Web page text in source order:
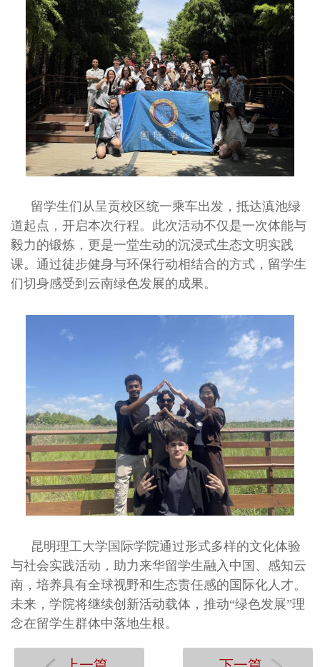
留学生们从呈贡校区统一乘车出发，抵达滇池绿
道起点，开启本次行程。此次活动不仅是一次体能与
毅力的锻炼，更是一堂生动的沉浸式生态文明实践
课。通过徒步健身与环保行动相结合的方式，留学生
们切身感受到云南绿色发展的成果。
昆明理工大学国际学院通过形式多样的文化体验
与社会实践活动，助力来华留学生融入中国、感知云
南，培养具有全球视野和生态责任感的国际化人才。
未来，学院将继续创新活动载体，推动“绿色发展”理
念在留学生群体中落地生根。